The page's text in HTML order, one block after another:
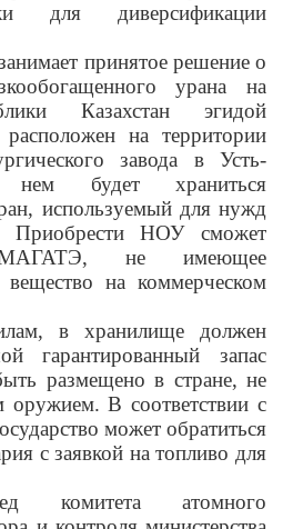
для диверсификации
принятое решение о
урана на
Казахстан эгидой
на территории
завода в Усть-
нем будет храниться
используемый для нужд
Приобрести НОУ сможет
МАГАТЭ, не имеющее
на коммерческом
в хранилище должен
гарантированный запас
размещено в стране, не
В соответствии с
может обратиться
с заявкой на топливо для
комитета атомного